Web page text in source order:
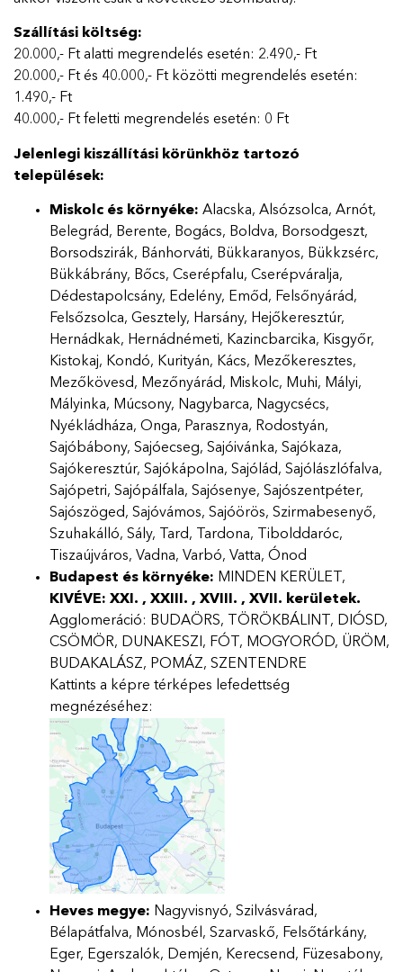
Szállítási költség:
20.000,- Ft alatti megrendelés esetén: 2.490,- Ft
20.000,- Ft és 40.000,- Ft közötti megrendelés esetén:
1.490,- Ft
40.000,- Ft feletti megrendelés esetén: 0 Ft
Jelenlegi kiszállítási körünkhöz tartozó
települések:
Miskolc és környéke: Alacska, Alsózsolca, Arnót,
Belegrád, Berente, Bogács, Boldva, Borsodgeszt,
Borsodszirák, Bánhorváti, Bükkaranyos, Bükkzsérc,
Bükkábrány, Bőcs, Cserépfalu, Cserépváralja,
Dédestapolcsány, Edelény, Emőd, Felsőnyárád,
Felsőzsolca, Gesztely, Harsány, Hejőkeresztúr,
Hernádkak, Hernádnémeti, Kazincbarcika, Kisgyőr,
Kistokaj, Kondó, Kurityán, Kács, Mezőkeresztes,
Mezőkövesd, Mezőnyárád, Miskolc, Muhi, Mályi,
Mályinka, Múcsony, Nagybarca, Nagycsécs,
Nyékládháza, Onga, Parasznya, Rodostyán,
Sajóbábony, Sajóecseg, Sajóivánka, Sajókaza,
Sajókeresztúr, Sajókápolna, Sajólád, Sajólászlófalva,
Sajópetri, Sajópálfala, Sajósenye, Sajószentpéter,
Sajószöged, Sajóvámos, Sajóörös, Szirmabesenyő,
Szuhakálló, Sály, Tard, Tardona, Tibolddaróc,
Tiszaújváros, Vadna, Varbó, Vatta, Ónod
Budapest és környéke: MINDEN KERÜLET,
KIVÉVE: XXI. , XXIII. , XVIII. , XVII. kerületek.
Agglomeráció: BUDAÖRS, TÖRÖKBÁLINT, DIÓSD,
CSÖMÖR, DUNAKESZI, FÓT, MOGYORÓD, ÜRÖM,
BUDAKALÁSZ, POMÁZ, SZENTENDRE
Kattints a képre térképes lefedettség
megnézéséhez:
Heves megye: Nagyvisnyó, Szilvásvárad,
Bélapátfalva, Mónosbél, Szarvaskő, Felsőtárkány,
Eger, Egerszalók, Demjén, Kerecsend, Füzesabony,